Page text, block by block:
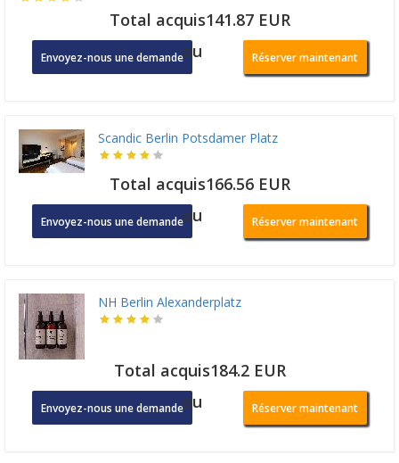
Total acquis141.87 EUR
Envoyez-nous une demandeou Réserver maintenant
Scandic Berlin Potsdamer Platz
Total acquis166.56 EUR
Envoyez-nous une demandeou Réserver maintenant
NH Berlin Alexanderplatz
Total acquis184.2 EUR
Envoyez-nous une demandeou Réserver maintenant